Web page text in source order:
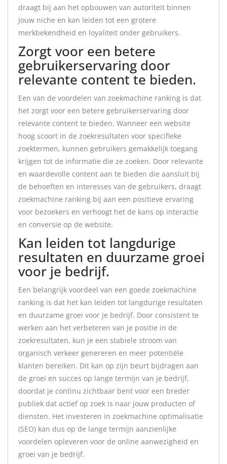
draagt bij aan het opbouwen van autoriteit binnen
jouw niche en kan leiden tot een grotere
merkbekendheid en loyaliteit onder gebruikers.
Zorgt voor een betere
gebruikerservaring door
relevante content te bieden.
Een van de voordelen van zoekmachine ranking is dat
het zorgt voor een betere gebruikerservaring door
relevante content te bieden. Wanneer een website
hoog scoort in de zoekresultaten voor specifieke
zoektermen, kunnen gebruikers gemakkelijk toegang
krijgen tot de informatie die ze zoeken. Door relevante
en waardevolle content aan te bieden die aansluit bij
de behoeften en interesses van de gebruikers, draagt
zoekmachine ranking bij aan een positieve ervaring
voor bezoekers en verhoogt het de kans op interactie
en conversie op de website.
Kan leiden tot langdurige
resultaten en duurzame groei
voor je bedrijf.
Een belangrijk voordeel van een goede zoekmachine
ranking is dat het kan leiden tot langdurige resultaten
en duurzame groei voor je bedrijf. Door consistent te
werken aan het verbeteren van je positie in de
zoekresultaten, kun je een stabiele stroom van
organisch verkeer genereren en meer potentiële
klanten bereiken. Dit kan op zijn beurt bijdragen aan
de groei en succes op lange termijn van je bedrijf,
doordat je continu zichtbaar bent voor een breder
publiek dat actief op zoek is naar jouw producten of
diensten. Het investeren in zoekmachine optimalisatie
(SEO) kan dus op de lange termijn aanzienlijke
voordelen opleveren voor de online aanwezigheid en
groei van je bedrijf.